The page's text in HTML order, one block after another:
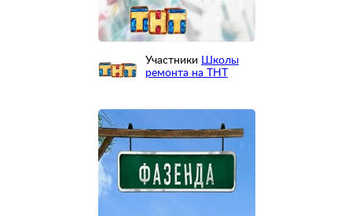
Участники Школы
ремонта на ТНТ